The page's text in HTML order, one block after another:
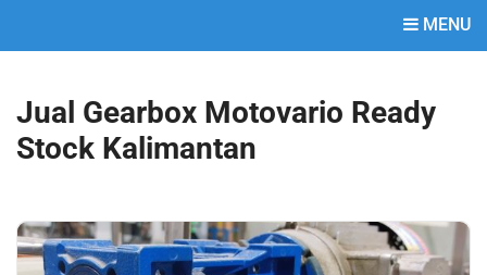
MENU
Jual Gearbox Motovario Ready
Stock Kalimantan